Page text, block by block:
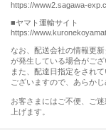
https://www2.sagawa-
■ヤマト運輸サイト
https://
なお、配送会社の情報更
が発生している場合がござ
また、配達日指定をされ
ございますので、あらかじ
お客さまにはご不便、ご
上げます。